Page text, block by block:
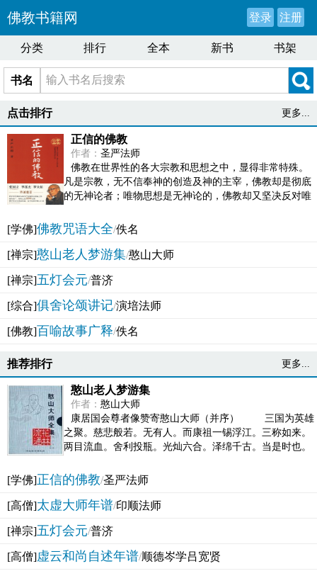
佛教书籍网 登录 注册
分类 排行 全本 新书 书架
书名
点击排行 更多...
正信的佛教
作者： 圣严法师
佛教在世界性的各大宗教和思想之中，显得非常特殊。
凡是宗教，无不信奉神的创造及神的主宰，佛教却是彻底
的无神论者；唯物思想是无神论的，佛教却又坚决反对唯
[学佛]佛教咒语大全/佚名
[禅宗]憨山老人梦游集/憨山大师
[禅宗]五灯会元/普济
[综合]俱舍论颂讲记/演培法师
[佛教]百喻故事广释/佚名
推荐排行 更多...
憨山老人梦游集
作者： 憨山大师
康居国会尊者像赞寄憨山大师（并序） 三国为英雄
之聚。慈悲般若。无有人。而康祖一锡浮江。三称如来。
两目流血。舍利投瓶。光灿六合。泽绵千古。当是时也。
[学佛]正信的佛教/圣严法师
[高僧]太虚大师年谱/印顺法师
[禅宗]五灯会元/普济
[高僧]虚云和尚自述年谱/顺德岑学吕宽贤